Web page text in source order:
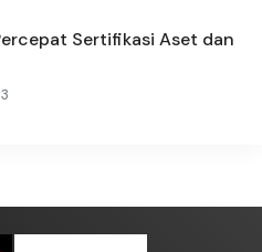
Sertifikasi Aset dan